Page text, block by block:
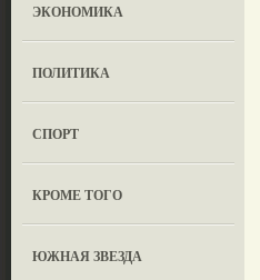
ЭКОНОМИКА
ПОЛИТИКА
СПОРТ
КРОМЕ ТОГО
ЮЖНАЯ ЗВЕЗДА